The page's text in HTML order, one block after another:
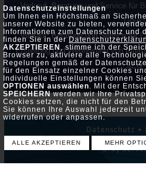
Datenschutzeinstellungen
Um Ihnen ein Höchstmaß an
unserer Website zu bieten,
Informationen zum Datenschutz und
finden Sie in der
AKZEPTIEREN, stimme ich der
Browser zu, aktiviere alle
Regelungen gemäß der
für den Einsatz einzelner Cookies
Individuelle Einstellungen können
OPTIONEN auswählen. Mit der
SPEICHERNwerden wir Ihre
Cookies setzen, die nicht für den
Sie können Ihre Auswahl jederzeit
widerrufen oder anpassen.
ALLE AKZEPTIEREN MEHR
Verkauf, Beratung und Service für
Linux)
Verkauf, Beratung und Service für
Erstellung und Webhosting von
SEO
Datenschutz •
© by